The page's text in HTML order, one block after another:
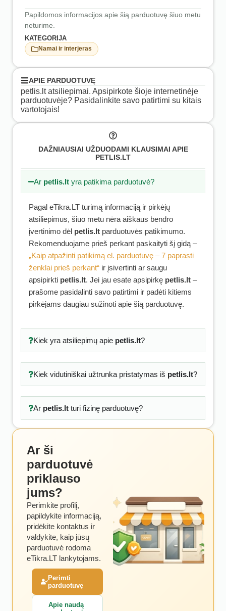
Papildomos informacijos apie šią parduotuvę šiuo metu
neturime.
KATEGORIJA
Namai ir interjeras
APIE PARDUOTUVĘ
petlis.lt atsiliepimai. Apsipirkote šioje internetinėje
parduotuvėje? Pasidalinkite savo patirtimi su kitais
vartotojais!
DAŽNIAUSIAI UŽDUODAMI KLAUSIMAI APIE
PETLIS.LT
Ar petlis.lt yra patikima parduotuvė?
Pagal eTikra.LT turimą informaciją ir pirkėjų
atsiliepimus, šiuo metu nėra aiškaus bendro
įvertinimo dėl petlis.lt parduotuvės patikimumo.
Rekomenduojame prieš perkant paskaityti šį gidą –
„Kaip atpažinti patikimą el. parduotuvę – 7 paprasti
ženklai prieš perkant“ ir įsivertinti ar saugu
apsipirkti petlis.lt. Jei jau esate apsipirkę petlis.lt –
prašome pasidalinti savo patirtimi ir padėti kitiems
pirkėjams daugiau sužinoti apie šią parduotuvę.
Kiek yra atsiliepimų apie petlis.lt?
Kiek vidutiniškai užtrunka pristatymas iš petlis.lt?
Ar petlis.ltturi fizinę parduotuvę?
Ar ši
parduotuvė
priklauso
jums?
Perimkite profilį,
papildykite informaciją,
pridėkite kontaktus ir
valdykite, kaip jūsų
parduotuvė rodoma
eTikra.LT lankytojams.
Perimti
parduotuvę
Apie naudą